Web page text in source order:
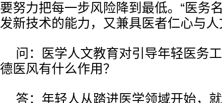
要努力把每一步风险降到最低。“医务
发新技术的能力，又兼具医者仁心与
问：医学人文教育对引导年轻医务
德医风有什么作用？
答：年轻人从踏进医学领域开始，